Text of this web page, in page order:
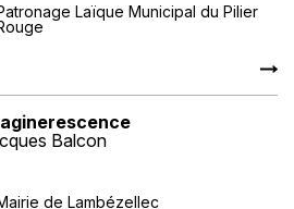
Laïque Municipal du Pilier
Balcon
de Lambézellec